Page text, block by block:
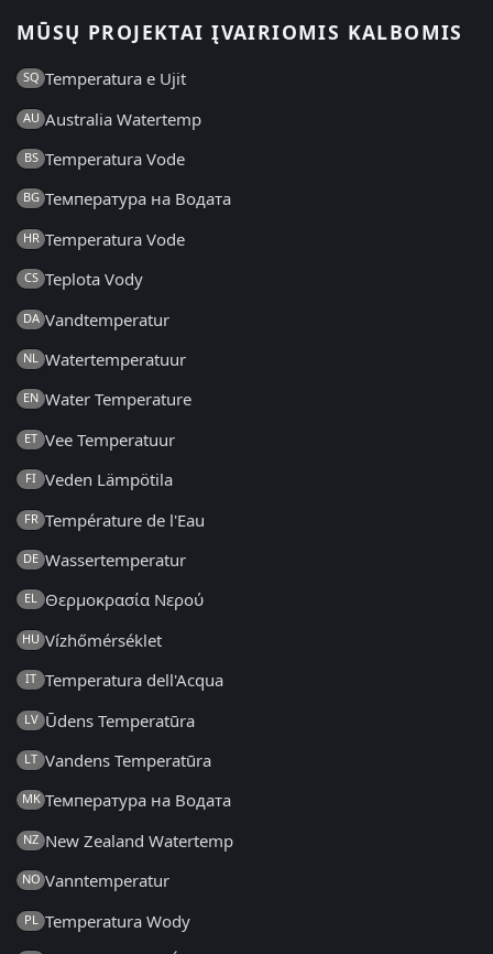
MŪSŲ PROJEKTAI ĮVAIRIOMIS KALBOMIS
SQ Temperatura e Ujit
AU Australia Watertemp
BS Temperatura Vode
BG Температура на Водата
HR Temperatura Vode
CS Teplota Vody
DA Vandtemperatur
NL Watertemperatuur
EN Water Temperature
ET Vee Temperatuur
FI Veden Lämpötila
FR Température de l'Eau
DE Wassertemperatur
EL Θερμοκρασία Νερού
HU Vízhőmérséklet
IT Temperatura dell'Acqua
LV Ūdens Temperatūra
LT Vandens Temperatūra
MK Температура на Водата
NZ New Zealand Watertemp
NO Vanntemperatur
PL Temperatura Wody